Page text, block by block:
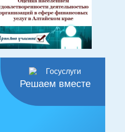
Решаем вместе